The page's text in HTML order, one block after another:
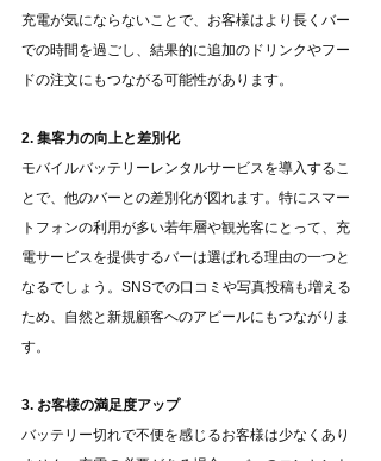
充電が気にならないことで、お客様はより長くバー
での時間を過ごし、結果的に追加のドリンクやフー
ドの注文にもつながる可能性があります。
2. 集客力の向上と差別化
モバイルバッテリーレンタルサービスを導入するこ
とで、他のバーとの差別化が図れます。特にスマー
トフォンの利用が多い若年層や観光客にとって、充
電サービスを提供するバーは選ばれる理由の一つと
なるでしょう。SNSでの口コミや写真投稿も増える
ため、自然と新規顧客へのアピールにもつながりま
す。
3. お客様の満足度アップ
バッテリー切れで不便を感じるお客様は少なくあり